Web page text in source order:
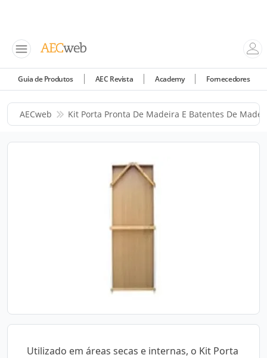
Guia de Produtos AEC Revista Academy Fornecedores
AECweb Kit Porta Pronta De Madeira E Batentes De
Utilizado em áreas secas e internas, o Kit Porta